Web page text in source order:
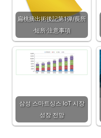
扁桃摘出術後記第1弾/長所
·短所·注意事項
삼성 스마트싱스 IoT 시장
성장 전망